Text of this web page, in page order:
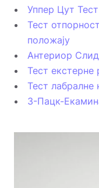
Уппер Цут Тест
Тест
положају
Антериор
Тест екстерне
Тест лабралне
3-Пацк-